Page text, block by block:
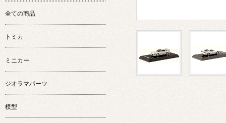
全ての商品
トミカ
ミニカー
ジオラマパーツ
模型